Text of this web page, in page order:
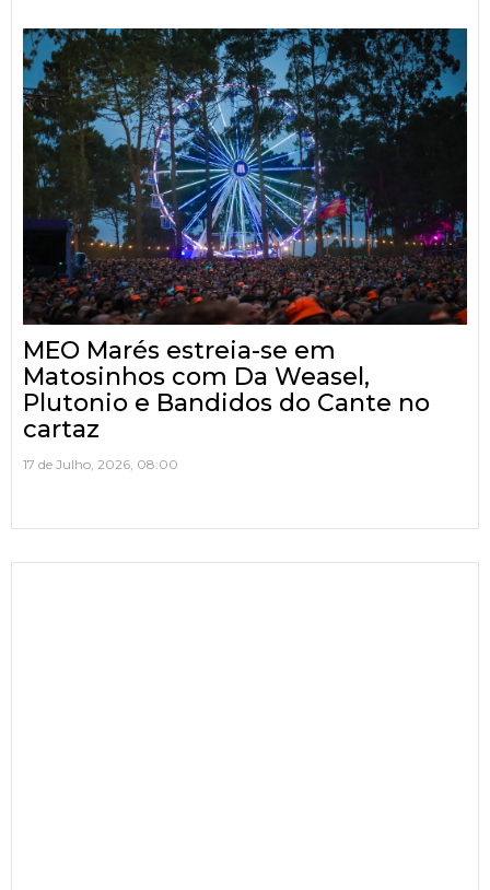
MEO Marés estreia-se em
Matosinhos com Da Weasel,
Plutonio e Bandidos do Cante no
cartaz
17 de Julho, 2026, 08:00